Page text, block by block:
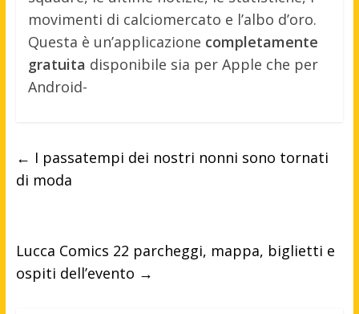
movimenti di calciomercato e l’albo d’oro.
Questa è un’applicazione completamente
gratuita disponibile sia per Apple che per
Android-
← I passatempi dei nostri nonni sono tornati
di moda
Lucca Comics 22 parcheggi, mappa, biglietti e
ospiti dell’evento →